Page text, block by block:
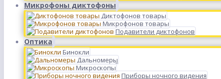
Микрофоны диктофоны
Диктофонов товары
Микрофонов товары
Подавители диктофонов
Оптика
Бинокли
Дальномеры
Микроскопы
Приборы ночного видения